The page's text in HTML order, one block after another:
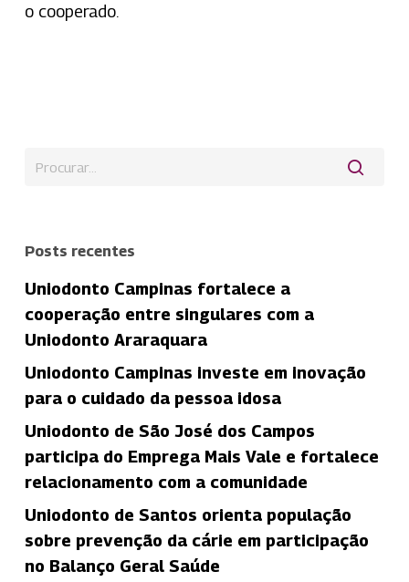
o cooperado.
Posts recentes
Uniodonto Campinas fortalece a
cooperação entre singulares com a
Uniodonto Araraquara
Uniodonto Campinas investe em inovação
para o cuidado da pessoa idosa
Uniodonto de São José dos Campos
participa do Emprega Mais Vale e fortalece
relacionamento com a comunidade
Uniodonto de Santos orienta população
sobre prevenção da cárie em participação
no Balanço Geral Saúde